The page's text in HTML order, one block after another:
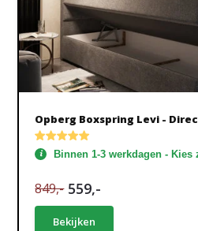
Opberg Boxspring Levi -
Binnen 1-3 werkdagen - Kies
849,- 559,-
Bekijken